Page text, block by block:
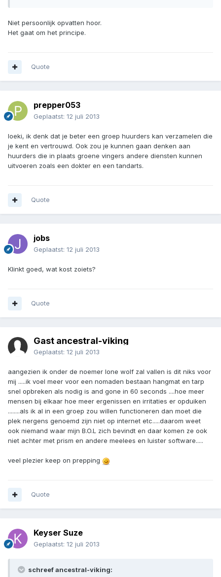
Niet persoonlijk opvatten hoor.
Het gaat om het principe.
Quote
prepper053
Geplaatst: 12 juli 2013
loeki, ik denk dat je beter een groep huurders kan verzamelen die
je kent en vertrouwd. Ook zou je kunnen gaan denken aan
huurders die in plaats groene vingers andere diensten kunnen
uitvoeren zoals een dokter en een tandarts.
Quote
jobs
Geplaatst: 12 juli 2013
Klinkt goed, wat kost zoiets?
Quote
Gast ancestral-viking
Geplaatst: 12 juli 2013
aangezien ik onder de noemer lone wolf zal vallen is dit niks voor
mij .....ik voel meer voor een nomaden bestaan hangmat en tarp
snel opbreken als nodig is and gone in 60 seconds ....hoe meer
mensen bij elkaar hoe meer ergenissen en irritaties er opduiken
........als ik al in een groep zou willen functioneren dan moet die
plek nergens genoemd zijn niet op internet etc.....daarom weet
ook niemand waar mijn B.O.L zich bevindt en daar komen ze ook
niet achter met prism en andere meelees en luister software.....
veel plezier keep on prepping
Quote
Keyser Suze
Geplaatst: 12 juli 2013
schreef ancestral-viking: